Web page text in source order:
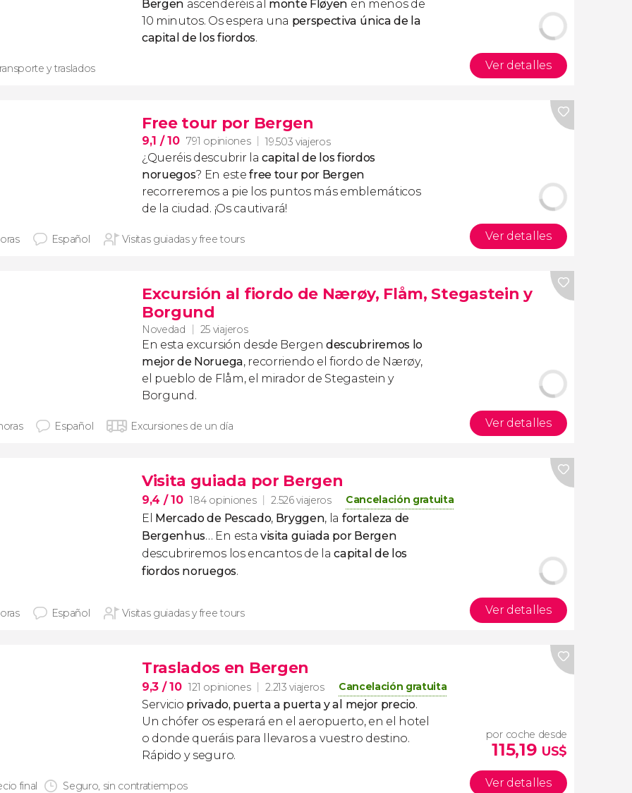
Bergen ascenderéis al monte Fløyen en menos de
10 minutos. Os espera una perspectiva única de la
capital de los fiordos.
y traslados Ver detalles
Free tour por Bergen
9,1 / 10 791 opiniones 19.503 viajeros
¿Queréis descubrir la capital de los fiordos
noruegos? En estefree tour por Bergen
recorreremos a pie los puntos más emblemáticos
de la ciudad. ¡Os cautivará!
Español Visitas guiadas y free tours Ver detalles
Excursión al fiordo de Nærøy, Flåm, Stegastein y
Borgund
Novedad 25 viajeros
En esta excursión desde Bergendescubriremos lo
mejor de Noruega, recorriendo el fiordo de Nærøy,
el pueblo de Flåm, el mirador de Stegastein y
Borgund.
Español Excursiones de un día Ver detalles
Visita guiada por Bergen
9,4 / 10 184 opiniones 2.526 viajeros Cancelación gratuita
El Mercado de Pescado, Bryggen, la fortaleza de
Bergenhus… En esta visita guiada por Bergen
descubriremos los encantos de lacapital de los
fiordos noruegos.
Español Visitas guiadas y free tours Ver detalles
Traslados en Bergen
9,3 / 10 121 opiniones 2.213 viajeros Cancelación gratuita
Servicio privado, puerta a puerta y al mejor precio.
Un chófer os esperará en el aeropuerto, en el hotel
o donde queráis para llevaros a vuestro destino.
Rápido y seguro.
final Seguro, sin contratiempos
por coche desde
115,19 US$
Ver detalles